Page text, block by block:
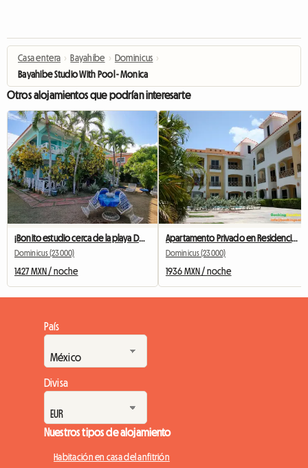
Casa entera › Bayahibe › Dominicus ›
Bayahibe Studio With Pool - Monica
Otros alojamientos que podrían interesarte
¡Bonito estudio cerca de la playa Dominicus! - Mono 5
Dominicus (23000)
1427 MXN / noche
Apartamento Privado en Residencia con Piscina - Paola
Dominicus (23000)
1936 MXN / noche
País
Divisa
Nuestros tipos de alojamiento
Habitación en casa del anfitrión